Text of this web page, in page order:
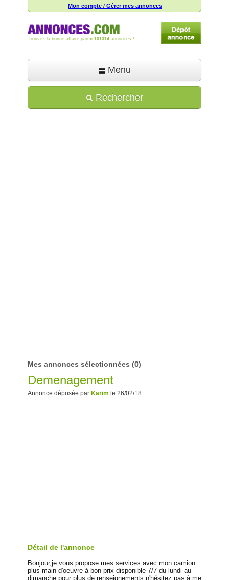
Mon compte / Gérer mes annonces
Trouvez la bonne affaire parmi 101314 annonces !
Menu
Déposer une annonce
Rechercher
Mes annonces sélectionnées (0)
Demenagement
Annonce déposée par Karim le 26/02/18
Détail de l'annonce
Bonjour,je vous propose mes services avec mon camion
plus main-d'oeuvre à bon prix disponible 7/7 du lundi au
dimanche.pour plus de renseignements n'hésitez pas à me